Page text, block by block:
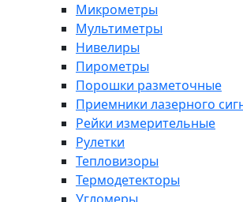
Микрометры
Мультиметры
Нивелиры
Пирометры
Порошки разметочные
Приемники лазерного
Рейки измерительные
Рулетки
Тепловизоры
Термодетекторы